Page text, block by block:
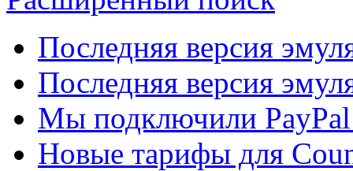
Последняя версия
Последняя версия
Мы подключили PayPal
Новые тарифы для